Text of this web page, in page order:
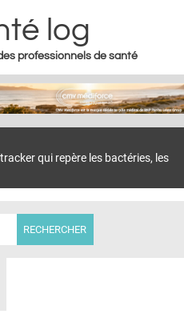
log
professionnels de santé
qui repère les bactéries, les